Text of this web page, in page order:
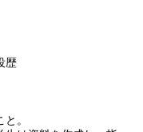
歴
。